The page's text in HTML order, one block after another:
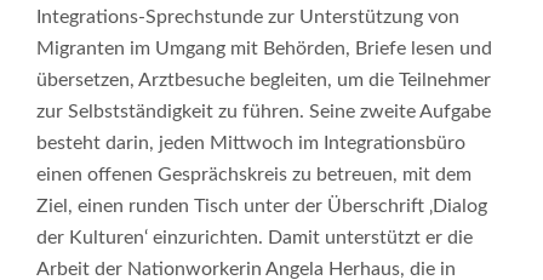
Integrations-Sprechstunde zur Unterstützung von
Migranten im Umgang mit Behörden, Briefe lesen und
übersetzen, Arztbesuche begleiten, um die Teilnehmer
zur Selbstständigkeit zu führen. Seine zweite Aufgabe
besteht darin, jeden Mittwoch im Integrationsbüro
einen offenen Gesprächskreis zu betreuen, mit dem
Ziel, einen runden Tisch unter der Überschrift ‚Dialog
der Kulturen‘ einzurichten. Damit unterstützt er die
Arbeit der Nationworkerin Angela Herhaus, die in